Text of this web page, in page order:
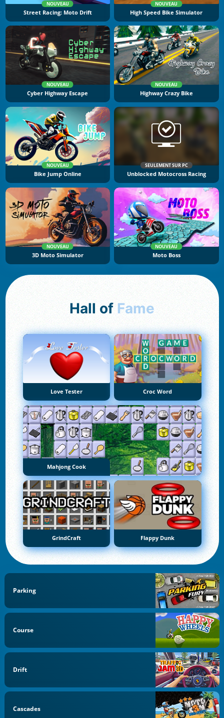
NOUVEAU
Street Racing: Moto Drift
NOUVEAU
High Speed Bike Simulator
NOUVEAU
Cyber Highway Escape
NOUVEAU
Highway Crazy Bike
NOUVEAU
Bike Jump Online
SEULEMENT SUR PC
Unblocked Motocross Racing
NOUVEAU
3D Moto Simulator
NOUVEAU
Moto Boss
Hall of Fame
Love Tester Croc Word
Mahjong Cook
GrindCraft Flappy Dunk
Parking
Course
Drift
Cascades